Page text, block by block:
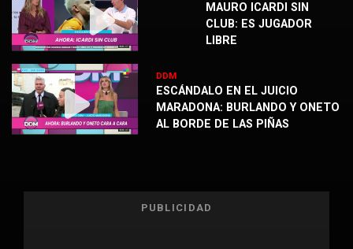
MAURO ICARDI SIN
CLUB: ES JUGADOR
LIBRE
DDM
ESCÁNDALO EN EL JUICIO
MARADONA: BURLANDO Y ONETO
AL BORDE DE LAS PIÑAS
PUBLICIDAD